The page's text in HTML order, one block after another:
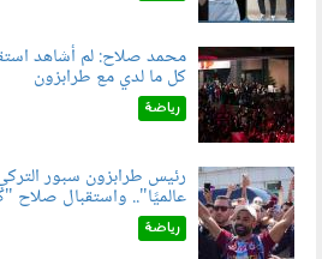
060802.jpg
محمد صلاح: لم أشاهد
كل ما لدي مع طرابزون
رياضة
060803.jpg
رئيس طرابزون سبور
عالميًا".. واستقبال صلاح
رياضة